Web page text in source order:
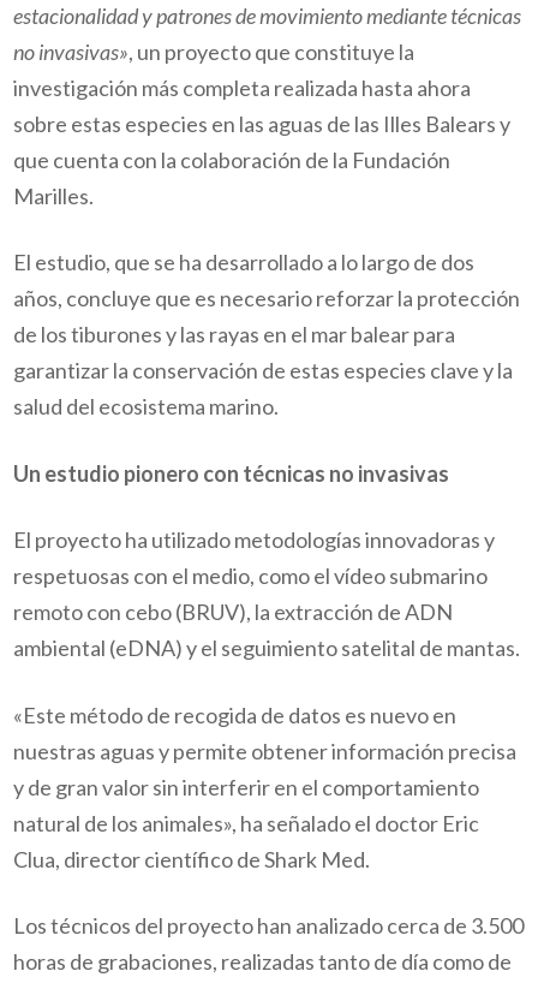
estacionalidad y patrones de movimiento mediante técnicas
no invasivas», un proyecto que constituye la
investigación más completa realizada hasta ahora
sobre estas especies en las aguas de las Illes Balears y
que cuenta con la colaboración de la Fundación
Marilles.
El estudio, que se ha desarrollado a lo largo de dos
años, concluye que es necesario reforzar la protección
de los tiburones y las rayas en el mar balear para
garantizar la conservación de estas especies clave y la
salud del ecosistema marino.
Un estudio pionero con técnicas no invasivas
El proyecto ha utilizado metodologías innovadoras y
respetuosas con el medio, como el vídeo submarino
remoto con cebo (BRUV), la extracción de ADN
ambiental (eDNA) y el seguimiento satelital de mantas.
«Este método de recogida de datos es nuevo en
nuestras aguas y permite obtener información precisa
y de gran valor sin interferir en el comportamiento
natural de los animales», ha señalado el doctor Eric
Clua, director científico de Shark Med.
Los técnicos del proyecto han analizado cerca de 3.500
horas de grabaciones, realizadas tanto de día como de